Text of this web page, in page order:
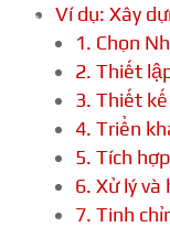
Ví dụ: Xây
1. Chọn
2. Thiết
3. Thiết
4. Triển
5. Tích
6. Xử lý
7. Tinh